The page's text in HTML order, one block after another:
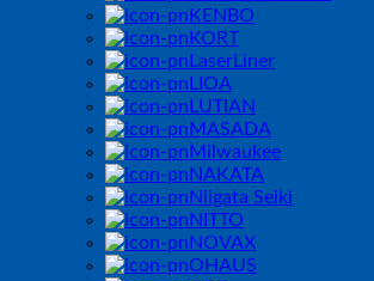
KENBO
KORT
LaserLiner
LIOA
LUTIAN
MASADA
Milwaukee
NAKATA
Niigata Seiki
NITTO
NOVAX
OHAUS